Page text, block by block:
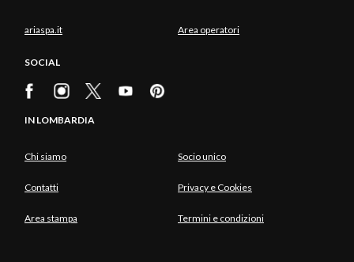
ariaspa.it Area operatori
SOCIAL
IN LOMBARDIA
Chi siamo Socio unico
Contatti Privacy e Cookies
Area stampa Termini e condizioni